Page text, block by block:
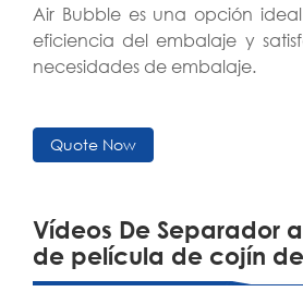
Air Bubble es una opción
eficiencia del embalaje y
necesidades de embalaje.
Quote Now
Vídeos De Separador
de película de cojín de